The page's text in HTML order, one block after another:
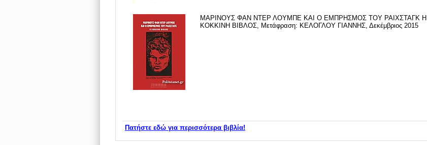
ΜΑΡΙΝΟΥΣ ΦΑΝ ΝΤΕΡ ΛΟΥΜΠΕ ΚΑΙ Ο ΕΜΠΡΗΣΜΟΣ ΤΟΥ ΡΑΙΧΣΤΑΓΚ Η
ΚΟΚΚΙΝΗ ΒΙΒΛΟΣ, Μετάφραση: ΚΕΛΟΓΛΟΥ ΓΙΑΝΝΗΣ, Δεκέμβριος 2015
Πατήστε εδώ για περισσότερα βιβλία!